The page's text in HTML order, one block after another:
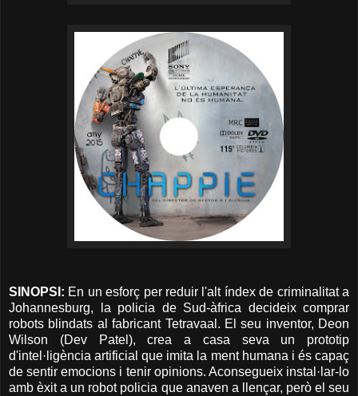
SINOPSI: En un esforç per reduir l'alt índex de criminalitat a
Johannesburg, la policia de Sud-àfrica decideix comprar
robots blindats al fabricant Tetravaal. El seu inventor, Deon
Wilson (Dev Patel), crea a casa seva un prototip
d'intel·ligència artificial que imita la ment humana i és capaç
de sentir emocions i tenir opinions. Aconsegueix instal·lar-lo
amb èxit a un robot policia que anaven a llençar, però el seu